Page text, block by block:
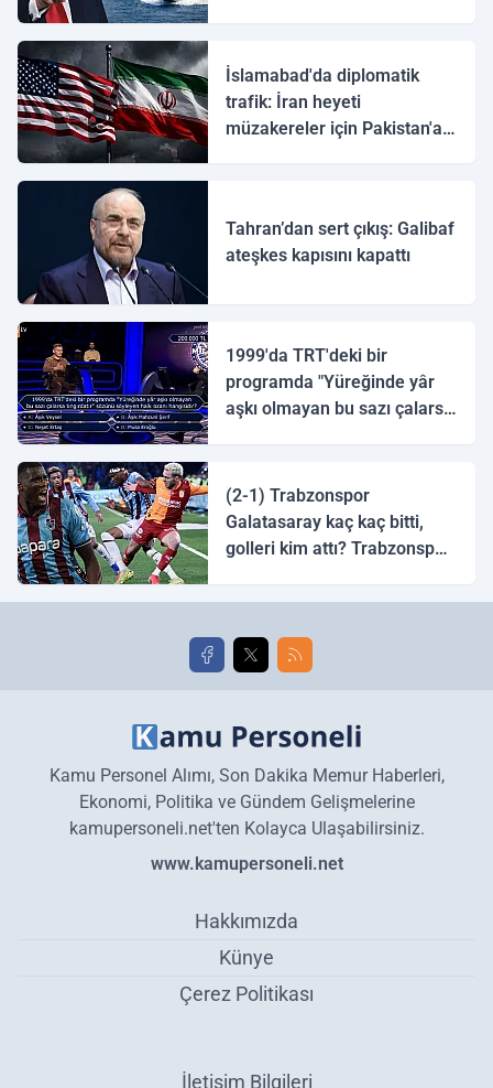
İslamabad'da diplomatik
trafik: İran heyeti
müzakereler için Pakistan'a
Tahran’dan sert çıkış: Galibaf
ateşkes kapısını kapattı
1999'da TRT'deki bir
programda "Yüreğinde yâr
aşkı olmayan bu sazı çalarsa
(2-1) Trabzonspor
Galatasaray kaç kaç bitti,
golleri kim attı? Trabzonspor
golleri!
Kamu Personel Alımı, Son Dakika Memur Haberleri,
Ekonomi, Politika ve Gündem Gelişmelerine
kamupersoneli.net'ten Kolayca Ulaşabilirsiniz.
www.kamupersoneli.net
Hakkımızda
Künye
Çerez Politikası
İletişim Bilgileri